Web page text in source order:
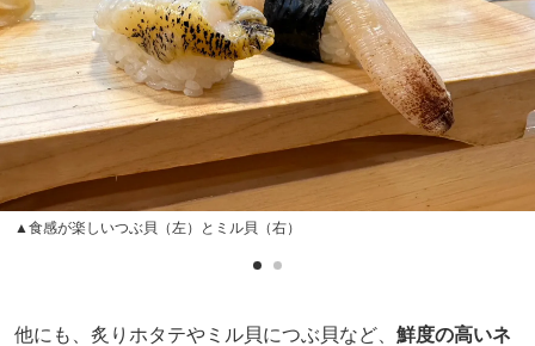
▲食感が楽しいつぶ貝（左）とミル貝（右）
他にも、炙りホタテやミル貝につぶ貝など、 鮮度の高いネ